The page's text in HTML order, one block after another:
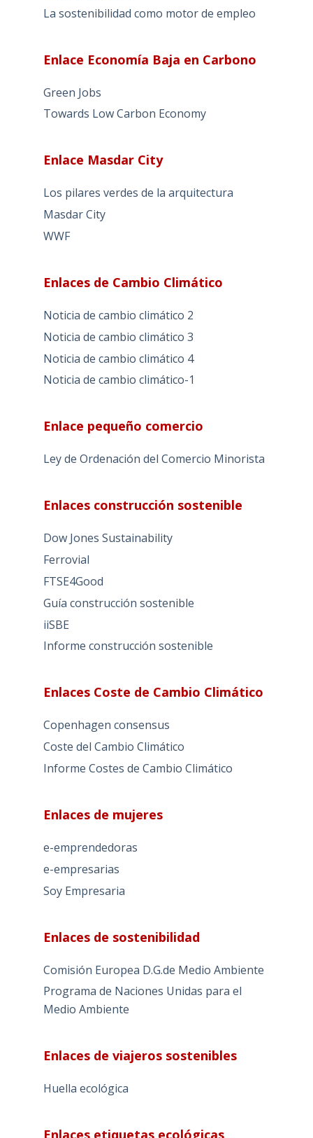
La sostenibilidad como motor de empleo
Enlace Economía Baja en Carbono
Green Jobs
Towards Low Carbon Economy
Enlace Masdar City
Los pilares verdes de la arquitectura
Masdar City
WWF
Enlaces de Cambio Climático
Noticia de cambio climático 2
Noticia de cambio climático 3
Noticia de cambio climático 4
Noticia de cambio climático-1
Enlace pequeño comercio
Ley de Ordenación del Comercio Minorista
Enlaces construcción sostenible
Dow Jones Sustainability
Ferrovial
FTSE4Good
Guía construcción sostenible
iiSBE
Informe construcción sostenible
Enlaces Coste de Cambio Climático
Copenhagen consensus
Coste del Cambio Climático
Informe Costes de Cambio Climático
Enlaces de mujeres
e-emprendedoras
e-empresarias
Soy Empresaria
Enlaces de sostenibilidad
Comisión Europea D.G.de Medio Ambiente
Programa de Naciones Unidas para el
Medio Ambiente
Enlaces de viajeros sostenibles
Huella ecológica